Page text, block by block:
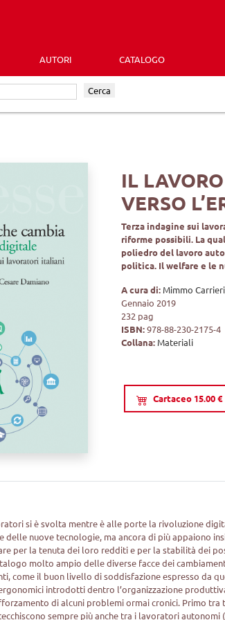
AUTORI CATALOGO
Cerca
IL
VERSO
Terza indagine sui
riforme possibili. La
poliedro del lavoro
politica. Il welfare e le
A cura di: Mimmo Carrieri
Gennaio 2019
232 pag
ISBN:978-88-230-2175-4
Collana: Materiali
Cartaceo 15.00 €
si è svolta mentre è alle porte la rivoluzione
nuove tecnologie, ma ancora di più appaiono
per la tenuta dei loro redditi e per la stabilità dei
molto ampio delle diverse facce dei
come il buon livello di soddisfazione espresso da
introdotti dentro l’organizzazione
di alcuni problemi ormai cronici. Primo tra
sempre più anche tra i lavoratori